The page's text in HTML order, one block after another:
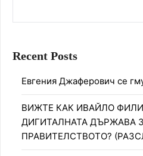
Recent Posts
Евгения Джаферович се
ВИЖТЕ КАК ИВАЙЛО
ДИГИТАЛНАТА ДЪРЖАВА
ПРАВИТЕЛСТВОТО?